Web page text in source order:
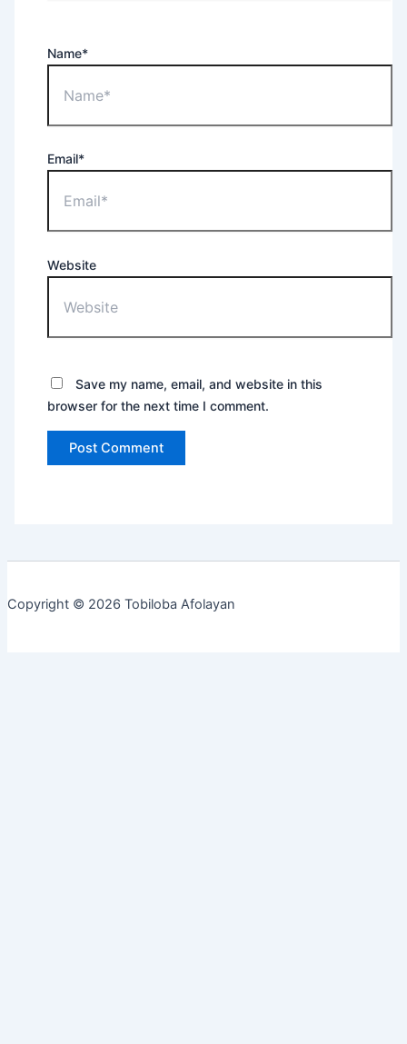
Name*
Email*
Website
Save my name, email, and website in this
browser for the next time I comment.
Copyright © 2026 Tobiloba Afolayan